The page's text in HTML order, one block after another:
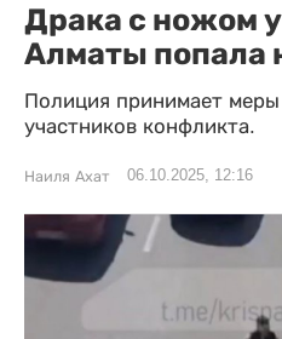
Драка с ножом
Алматы попала
Полиция принимает
участников конфликта.
Наиля Ахат 06.10.2025, 12:16